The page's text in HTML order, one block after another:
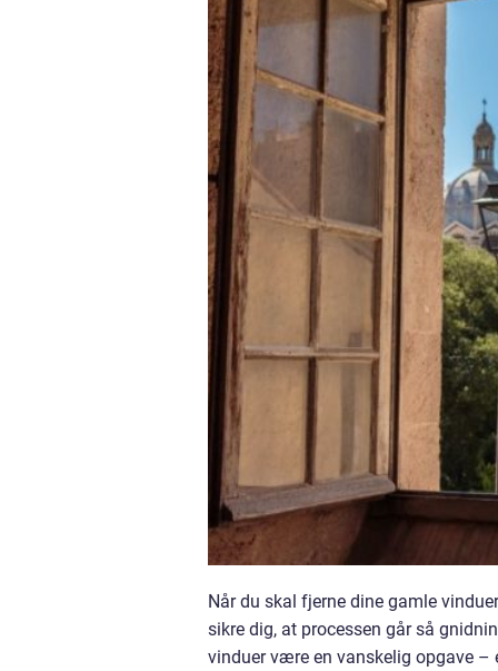
Når du skal fjerne dine gamle
sikre dig, at processen går så
vinduer være en vanskelig opgave –